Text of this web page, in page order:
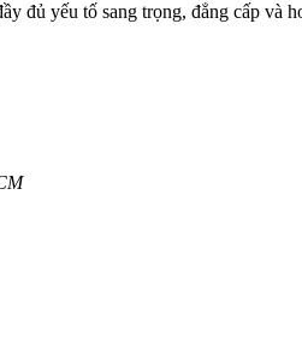
đủ yếu tố sang trọng, đẳng cấp và